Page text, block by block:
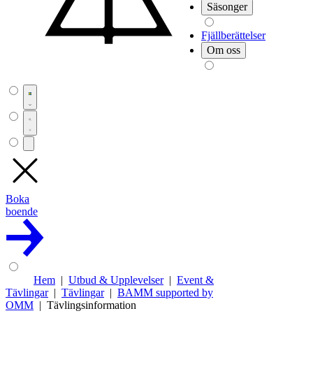
Säsonger
Fjällberättelser
Om oss
Boka
boende
Hem Utbud & Upplevelser
Event &
Tävlingar
Tävlingar
BAMM supported by
OMM
Tävlingsinformation